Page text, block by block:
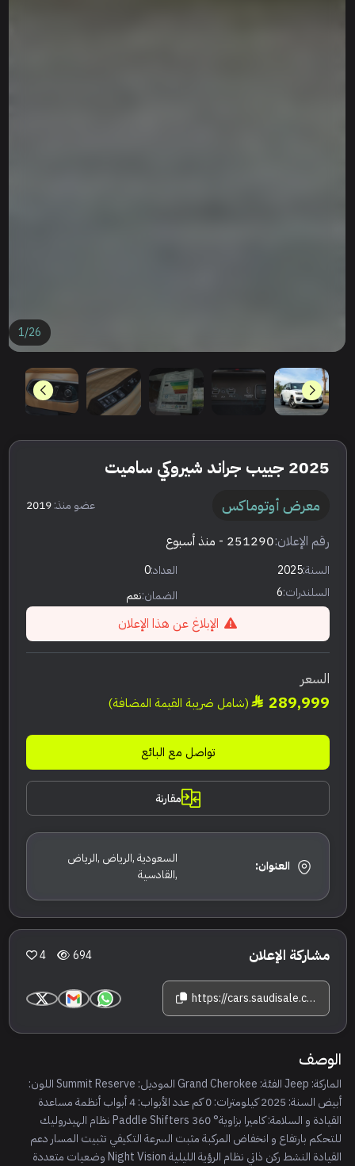
1/26
2025 جييب جراند شيروكي ساميت
معرض أوتوماكس عضو منذ:2019
رقم الإعلان:251290 - منذ أسبوع
السنة:2025 العداد:0
السلندرات:6 الضمان:نعم
الإبلاغ عن هذا الإعلان
السعر
289,999 (شامل ضريبة القيمة المضافة)
تواصل مع البائع
مقارنة
العنوان:
السعودية ,الرياض ,الرياض
,القادسية
مشاركة الإعلان 694
4
https://cars.saudisale.com/listings/t16966/2025-%D8%AC%D9%8A%D9%8A%D8%A8-%D8%AC%D8%B1%D8%A7%D9%86%D8%AF-%D8%B4%D9%8A%D8%B1%D9%88%D9%83%D9%8A-%D8%B3%D8%A7%D9%85%D9%8A%D8%AA
الوصف
الماركة: Jeep الفئة: Grand Cherokee الموديل: Summit Reserve اللون:
أبيض السنة: 2025 كيلومترات: 0 كم عدد الأبواب: 4 أبواب أنظمة مساعدة
القيادة و السلامة: كاميرا بزاوية° 360 Paddle Shifters نظام الهيدروليك
للتحكم بارتفاع و انخفاض المركبة مثبت السرعة التكيفي تثبيت المسار دعم
القيادة النشط ركن ذاتي نظام الرؤية الليلية Night Vision وضعيات متعددة